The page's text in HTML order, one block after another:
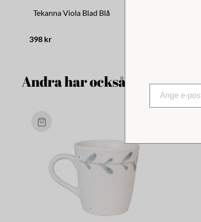
Tekanna Viola Blad Blå
398 kr
Andra har också tittat på